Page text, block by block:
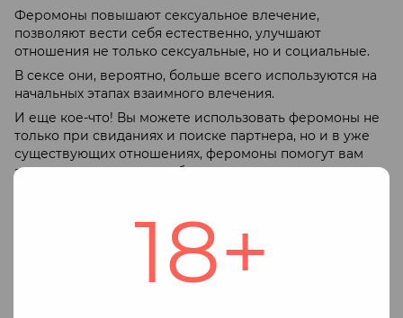
18+
Феромоны повышают сексуальное влечение,
позволяют вести себя естественно, улучшают
отношения не только сексуальные, но и социальные.
В сексе они, вероятно, больше всего используются на
начальных этапах взаимного влечения.
И еще кое-что! Вы можете использовать феромоны не
только при свиданиях и поиске партнера, но и в уже
существующих отношениях, феромоны помогут вам
заново зажечь пламя любви и желания.
французский парфюм для создания эротической и